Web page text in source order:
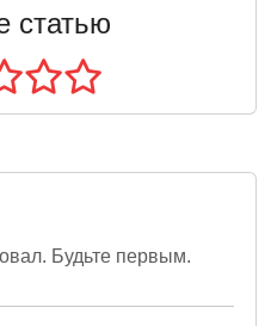
статью
Будьте первым.